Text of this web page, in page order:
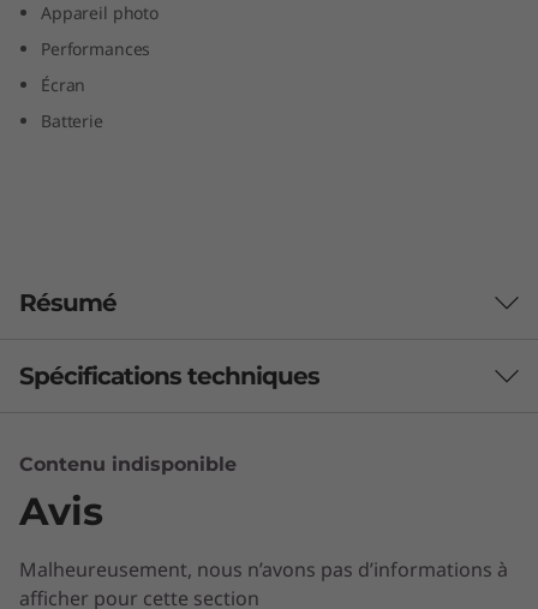
Appareil photo
Performances
Écran
Batterie
Résumé
Spécifications techniques
Processeur
UNISOC T700 avec une UC octa-core 2xA75 + 6xA55 1,8
Système d’exploitation
Contenu indisponible
Avis
Malheureusement, nous n’avons pas d’informations à
afficher pour cette section